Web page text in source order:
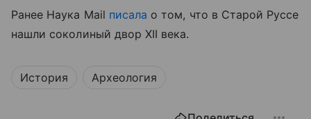
Ранее Наука Mail писала о том, что в Старой Руссе
нашли соколиный двор XII века.
История Археология